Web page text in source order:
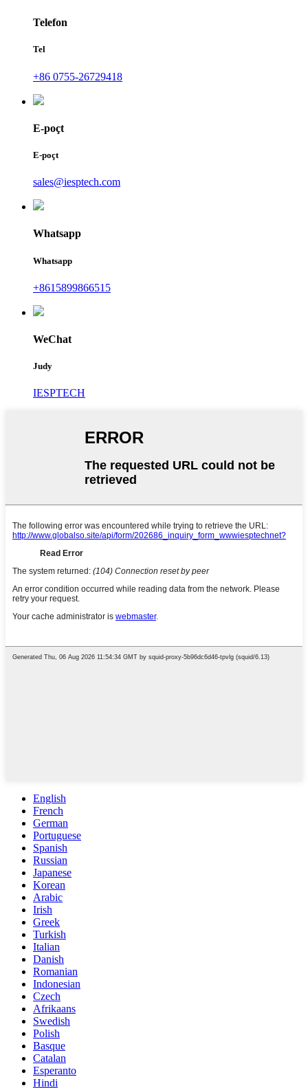
Telefon
Tel
+86 0755-26729418
E-poçt
E-poçt
sales@iesptech.com
Whatsapp
Whatsapp
+8615899866515
WeChat
Judy
IESPTECH
English
French
German
Portuguese
Spanish
Russian
Japanese
Korean
Arabic
Irish
Greek
Turkish
Italian
Danish
Romanian
Indonesian
Czech
Afrikaans
Swedish
Polish
Basque
Catalan
Esperanto
Hindi